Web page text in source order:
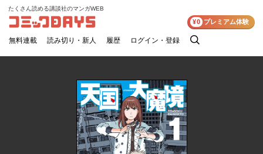
コミックDAYS
たくさん読める講談社のマンガWEB
無料連載 読み切り・新人 履歴 ログイン・登録
検
¥0 プレミアム体験